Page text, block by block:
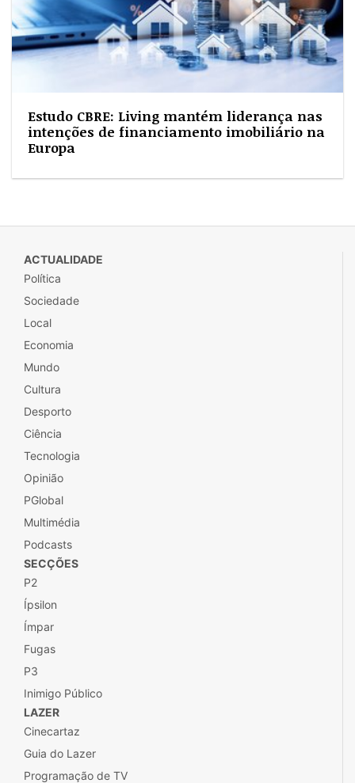
Estudo CBRE: Living mantém liderança nas
intenções de financiamento imobiliário na
Europa
ACTUALIDADE
Política
Sociedade
Local
Economia
Mundo
Cultura
Desporto
Ciência
Tecnologia
Opinião
PGlobal
Multimédia
Podcasts
SECÇÕES
P2
Ípsilon
Ímpar
Fugas
P3
Inimigo Público
LAZER
Cinecartaz
Guia do Lazer
Programação de TV